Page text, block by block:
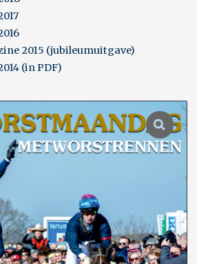
2015 (jubileumuitgave)
(in PDF)